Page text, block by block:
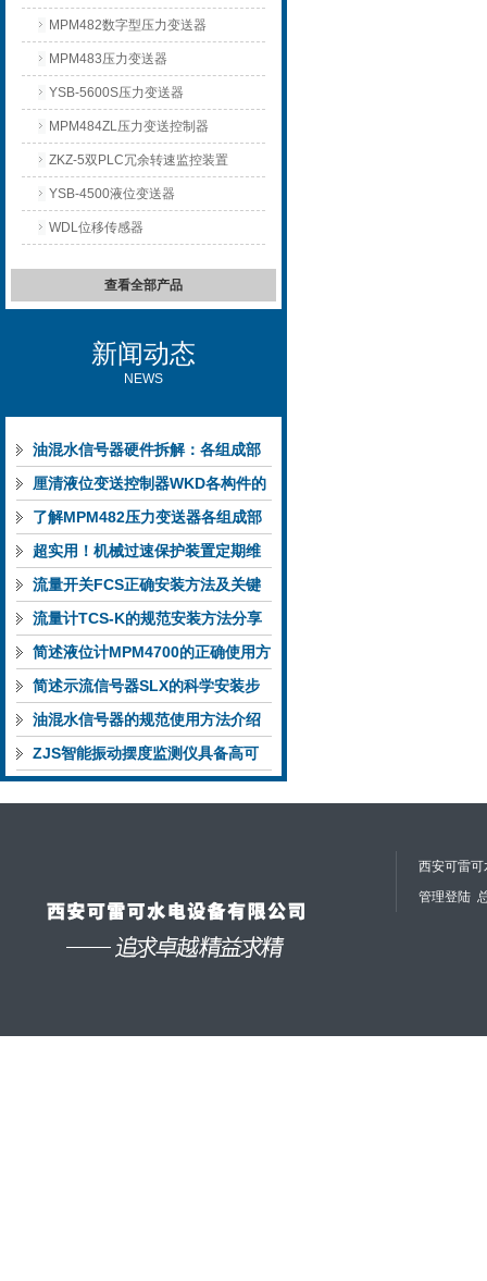
MPM482数字型压力变送器
MPM483压力变送器
YSB-5600S压力变送器
MPM484ZL压力变送控制器
ZKZ-5双PLC冗余转速监控装置
YSB-4500液位变送器
WDL位移传感器
查看全部产品
新闻动态
NEWS
油混水信号器硬件拆解：各组成部
件的功能特点与性能指标
厘清液位变送控制器WKD各构件的
功能特性稳定完成液位监测
了解MPM482压力变送器各组成部
件功能特点有助于提升选型合理性
超实用！机械过速保护装置定期维
护保养方法大汇总
流量开关FCS正确安装方法及关键
要点专业分享
流量计TCS-K的规范安装方法分享
简述液位计MPM4700的正确使用方
法
简述示流信号器SLX的科学安装步
骤
油混水信号器的规范使用方法介绍
ZJS智能振动摆度监测仪具备高可
靠性与自诊断能力
西安可雷
管理登陆